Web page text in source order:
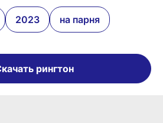
2023 на парня
рингтон